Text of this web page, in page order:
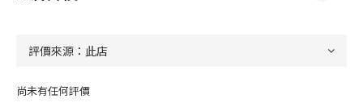
尚未有任何評價